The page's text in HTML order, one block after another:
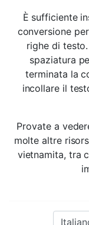
È sufficiente
conversione
righe di
spaziatura
terminata la
incollare il
Provate a
molte altre
vietnamita, tra